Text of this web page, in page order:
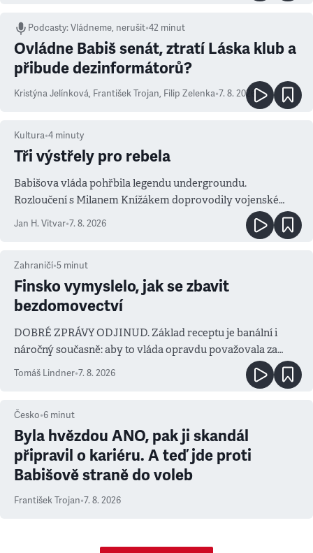
Podcasty:Vládneme, nerušit•42 minut
Ovládne Babiš senát, ztratí Láska klub a
přibude dezinformátorů?
Kristýna Jelínková, František Trojan, Filip Zelenka•7. 8. 2026
Kultura•4 minuty
Tři výstřely pro rebela
Babišova vláda pohřbila legendu undergroundu.
Rozloučení s Milanem Knížákem doprovodily vojenské
Jan H. Vitvar•7. 8. 2026
Zahraničí•5 minut
Finsko vymyslelo, jak se zbavit
bezdomovectví
DOBRÉ ZPRÁVY ODJINUD. Základ receptu je banální i
náročný současně: aby to vláda opravdu považovala za
Tomáš Lindner•7. 8. 2026
Česko•6 minut
Byla hvězdou ANO, pak ji skandál
připravil o kariéru. A teď jde proti
Babišově straně do voleb
František Trojan•7. 8. 2026